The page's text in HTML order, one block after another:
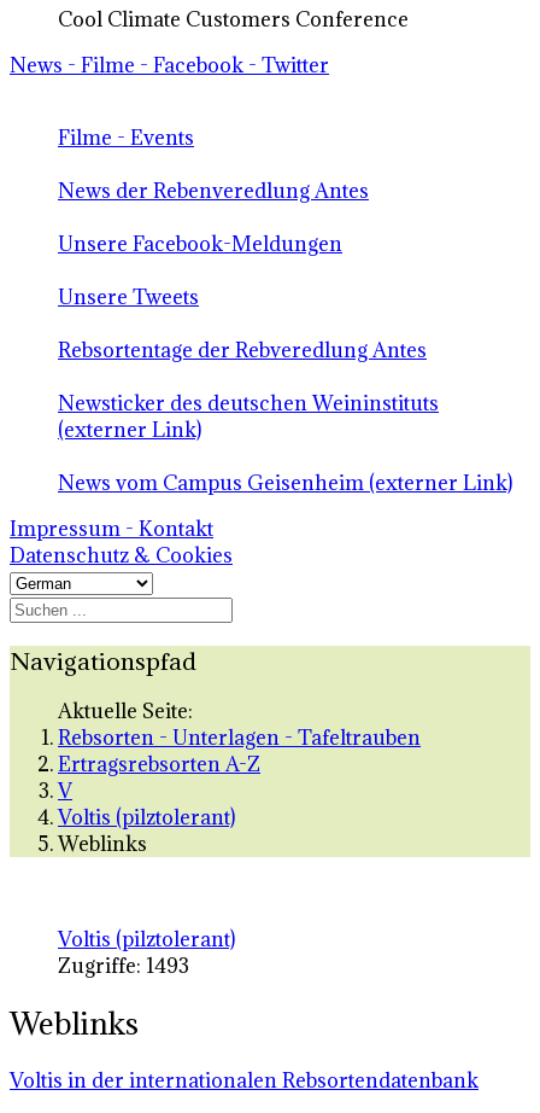
Cool Climate Customers Conference
News - Filme - Facebook - Twitter
Filme - Events
News der Rebenveredlung Antes
Unsere Facebook-Meldungen
Unsere Tweets
Rebsortentage der Rebveredlung Antes
Newsticker des deutschen Weininstituts
(externer Link)
News vom Campus Geisenheim (externer Link)
Impressum - Kontakt
Datenschutz & Cookies
Navigationspfad
Aktuelle Seite:
Rebsorten - Unterlagen - Tafeltrauben
Ertragsrebsorten A-Z
V
Voltis (pilztolerant)
Weblinks
Voltis (pilztolerant)
Zugriffe: 1493
Weblinks
Voltis in der internationalen Rebsortendatenbank